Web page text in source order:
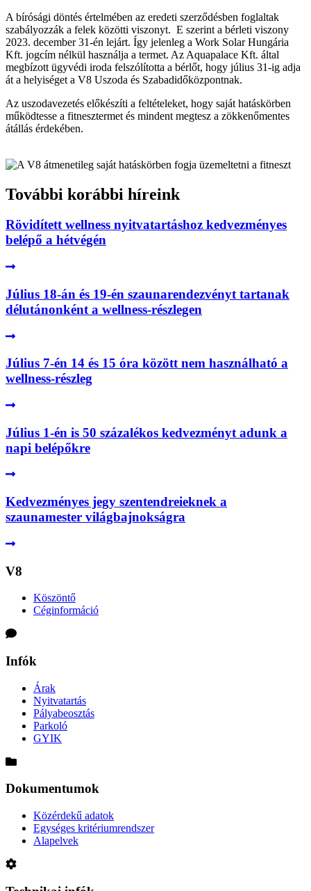
A bírósági döntés értelmében az eredeti szerződésben foglaltak
szabályozzák a felek közötti viszonyt. E szerint a bérleti viszony
2023. december 31-én lejárt. Így jelenleg a Work Solar Hungária
Kft. jogcím nélkül használja a termet. Az Aquapalace Kft. által
megbízott ügyvédi iroda felszólította a bérlőt, hogy július 31-ig adja
át a helyiséget a V8 Uszoda és Szabadidőközpontnak.
Az uszodavezetés előkészíti a feltételeket, hogy saját hatáskörben
működtesse a fitnesztermet és mindent megtesz a zökkenőmentes
átállás érdekében.
További korábbi híreink
Rövidített wellness nyitvatartáshoz kedvezményes
belépő a hétvégén
Július 18-án és 19-én szaunarendezvényt tartanak
délutánonként a wellness-részlegen
Július 7-én 14 és 15 óra között nem használható a
wellness-részleg
Július 1-én is 50 százalékos kedvezményt adunk a
napi belépőkre
Kedvezményes jegy szentendreieknek a
szaunamester világbajnokságra
V8
Köszöntő
Céginformáció
Infók
Árak
Nyitvatartás
Pályabeosztás
Parkoló
GYIK
Dokumentumok
Közérdekű adatok
Egységes kritériumrendszer
Alapelvek